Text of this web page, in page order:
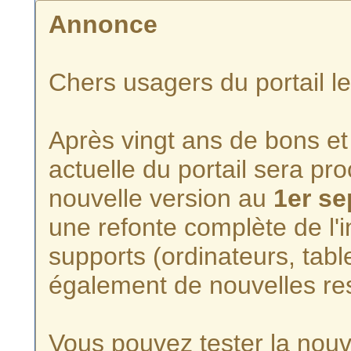
Annonce
Chers usagers du portail
Après vingt ans de bons
actuelle du portail sera
nouvelle version au 1er
une refonte complète de
supports (ordinateurs,
également de nouvelles
Vous pouvez tester la